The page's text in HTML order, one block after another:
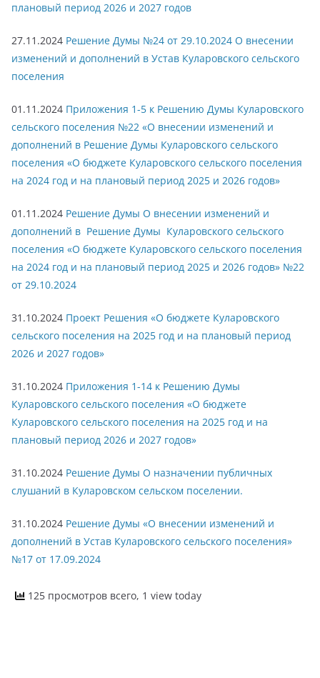
плановый период 2026 и 2027 годов
27.11.2024 Решение Думы №24 от 29.10.2024 О внесении
изменений и дополнений в Устав Куларовского сельского
поселения
01.11.2024 Приложения 1-5 к Решению Думы Куларовского
сельского поселения №22 «О внесении изменений и
дополнений в Решение Думы Куларовского сельского
поселения «О бюджете Куларовского сельского поселения
на 2024 год и на плановый период 2025 и 2026 годов»
01.11.2024 Решение Думы О внесении изменений и
дополнений в Решение Думы Куларовского сельского
поселения «О бюджете Куларовского сельского поселения
на 2024 год и на плановый период 2025 и 2026 годов» №22
от 29.10.2024
31.10.2024 Проект Решения «О бюджете Куларовского
сельского поселения на 2025 год и на плановый период
2026 и 2027 годов»
31.10.2024 Приложения 1-14 к Решению Думы
Куларовского сельского поселения «О бюджете
Куларовского сельского поселения на 2025 год и на
плановый период 2026 и 2027 годов»
31.10.2024 Решение Думы О назначении публичных
слушаний в Куларовском сельском поселении.
31.10.2024 Решение Думы «О внесении изменений и
дополнений в Устав Куларовского сельского поселения»
№17 от 17.09.2024
125 просмотров всего, 1 view today